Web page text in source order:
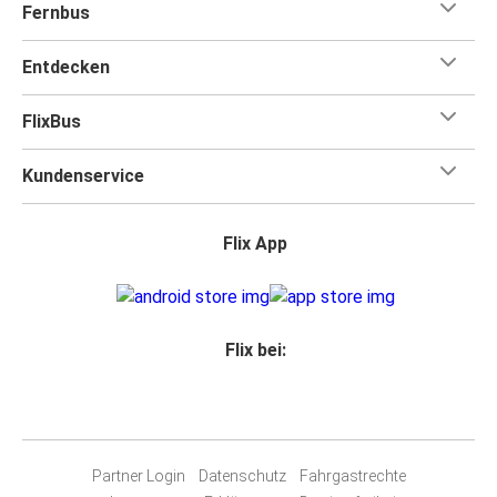
Fernbus
Entdecken
FlixBus
Kundenservice
Flix App
Flix bei:
Partner Login Datenschutz
Fahrgastrechte